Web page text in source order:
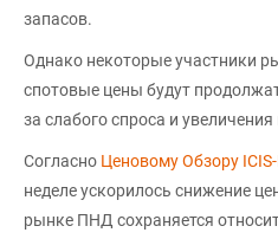
запасов.
Однако некоторые участники
спотовые цены будут
за слабого спроса и
Согласно Ценовому Обзору
неделе ускорилось снижение
рынке ПНД сохраняется